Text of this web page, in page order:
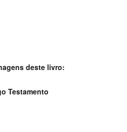
deste livro:
Testamento